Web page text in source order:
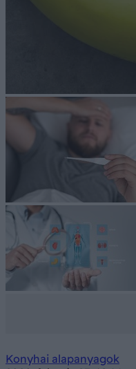
Konyhai alapanyagok